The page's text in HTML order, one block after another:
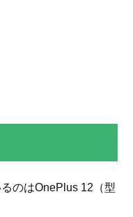
のはOnePlus 12（型